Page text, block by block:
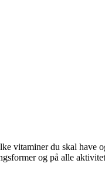
vitaminer du skal have
og på alle